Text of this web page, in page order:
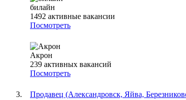
билайн
1492 активные вакансии
Посмотреть
Акрон
239 активных вакансий
Посмотреть
Продавец (Александровск, Яйва,